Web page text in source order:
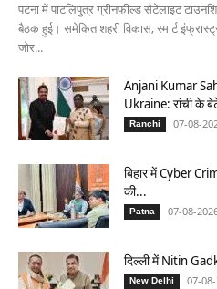
पटना में पाटलिपुत्र ग्रीनफील्ड सैटेलाइट
बैठक हुई। समेकित शहरी विकास, स्मार्ट
जोर...
Anjani Kumar
Ukraine: रांची के
Ranchi 07-08-
बिहार में Cyber
की...
Patna 07-08-
दिल्ली में Nitin
New Delhi 07-